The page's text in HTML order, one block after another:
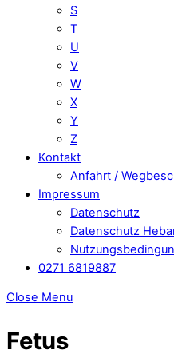
S
T
U
V
W
X
Y
Z
Kontakt
Anfahrt /
Impressum
Datenschutz
Datenschutz
0271 6819887
Close Menu
Fetus